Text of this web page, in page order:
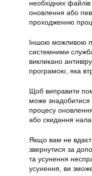
необхідних
оновлення або
проходженню
Іншою можливою
системними
викликано
програмою, яка
Щоб виправити
може знадобитися
процесу
або скидання
Якщо вам не
звернутися за
та усунення
усунення, ви